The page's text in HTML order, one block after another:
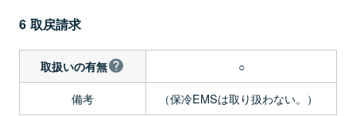
6 取戻請求
取扱いの有無
○
備考
（保冷EMSは取り扱わない。）